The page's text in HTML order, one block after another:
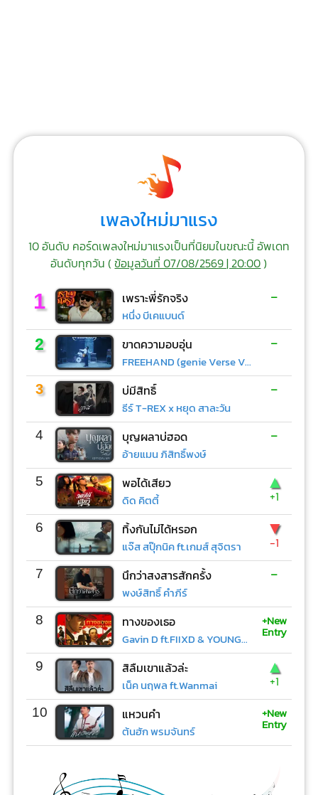
เพลงใหม่มาแรง
10 อันดับ คอร์ดเพลงใหม่มาแรงเป็นที่นิยมในขณะนี้ อัพเดท
อันดับทุกวัน (ข้อมูลวันที่ 07/08/2569 | 20:00)
1 เพราะพี่รักจริง
หนึ่ง บีเคแบนด์
-
2 ขาดความอบอุ่น
FREEHAND (genie Verse Vol.1)
-
3 บ่มีสิทธิ์
ธีร์ T-REX x หยุด สาละวัน
-
4 บุญผลาบ่ฮอด
อ้ายแมน ภิสิทธิ์พงษ์
-
5 พอได้เสียว
ดิด คิตตี้
▲
+1
6 ทิ้งกันไม่ได้หรอก
แจ๊ส สปุ๊กนิค ft.เกมส์ สุจิตรา
▼
-1
7 นึกว่าสงสารสักครั้ง
พงษ์สิทธิ์ คำภีร์
-
8 ทางของเธอ
Gavin D ft.FIIXD & YOUNGOHM
+New
Entry
9 สิลืมเขาแล้วล่ะ
เน็ค นฤพล ft.Wanmai
▲
+1
10 แหวนคำ
ต้นฮัก พรมจันทร์
+New
Entry